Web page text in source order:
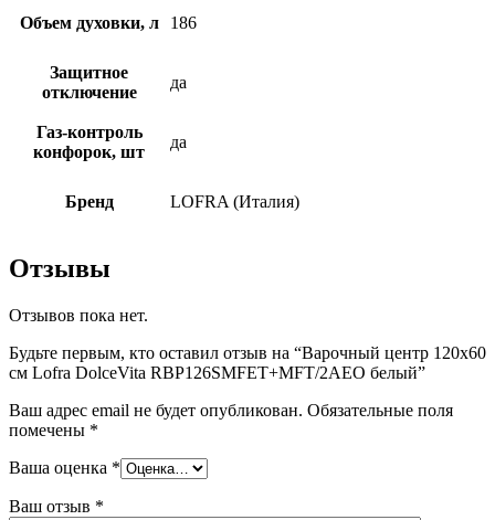
Объем духовки, л 186
Защитное
отключение
да
Газ-контроль
конфорок, шт
да
Бренд LOFRA (Италия)
Отзывы
Отзывов пока нет.
Будьте первым, кто оставил отзыв на “Варочный центр 120х60
см Lofra DolceVita RBP126SMFET+MFT/2AEO белый”
Ваш адрес email не будет опубликован. Обязательные поля
помечены *
Ваша оценка *
Ваш отзыв *